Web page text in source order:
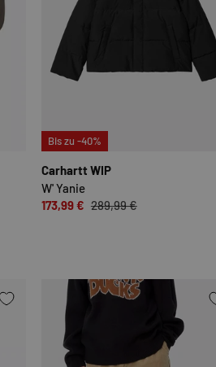
OPTIONEN AUSWÄHLEN
Bis zu -40%
Carhartt WIP
W' Yanie
173,99 € 289,99 €